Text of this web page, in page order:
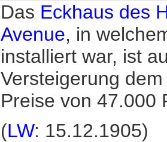
Das Eckhaus des
Avenue, in
installiert war, ist
Versteigerung
Preise von 47.000
(LW: 15.12.1905)